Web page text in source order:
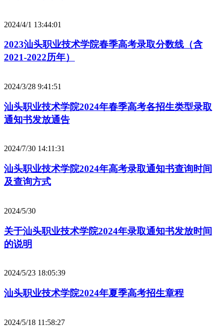
2024/4/1 13:44:01
2023汕头职业技术学院春季高考录取分数线（含
2021-2022历年）
2024/3/28 9:41:51
汕头职业技术学院2024年春季高考各招生类型录取
通知书发放通告
2024/7/30 14:11:31
汕头职业技术学院2024年高考录取通知书查询时间
及查询方式
2024/5/30
关于汕头职业技术学院2024年录取通知书发放时间
的说明
2024/5/23 18:05:39
汕头职业技术学院2024年夏季高考招生章程
2024/5/18 11:58:27